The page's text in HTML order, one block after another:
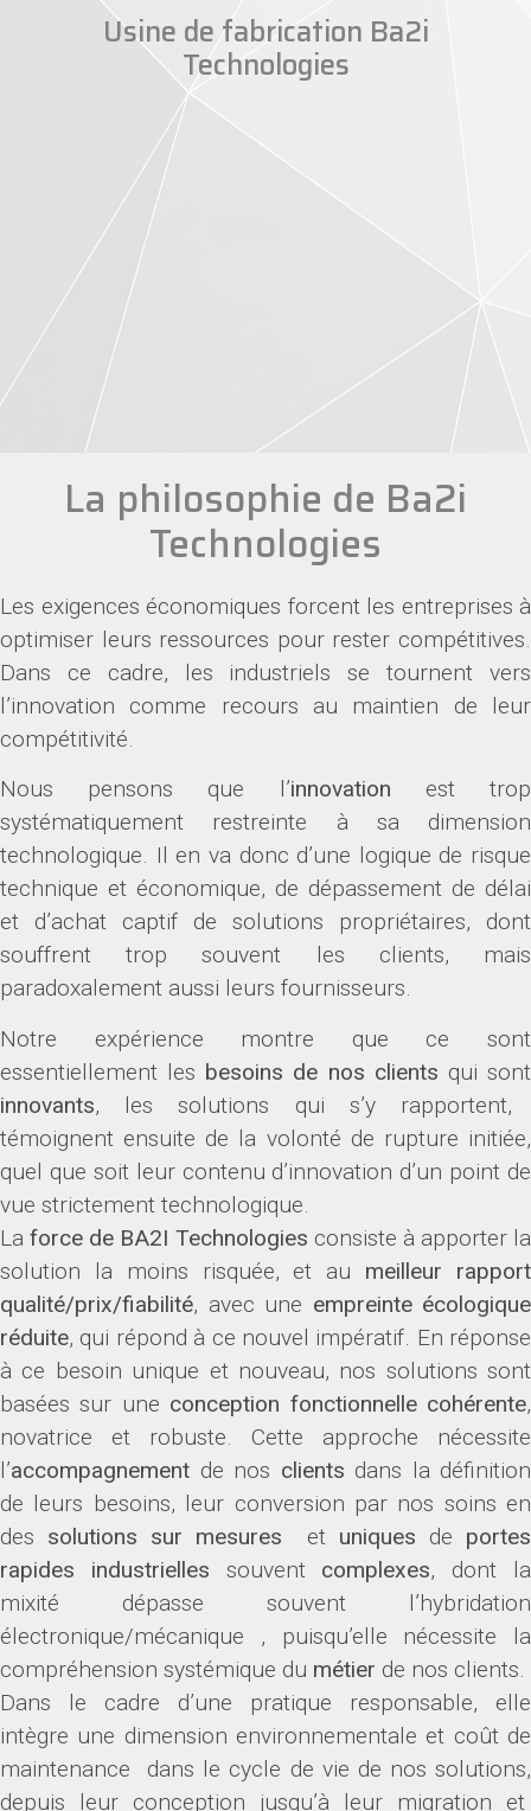
Usine de fabrication Ba2i
Technologies
La philosophie de Ba2i
Technologies
Les exigences économiques forcent les entreprises à
optimiser leurs ressources pour rester compétitives.
Dans ce cadre, les industriels se tournent vers
l’innovation comme recours au maintien de leur
compétitivité.
Nous pensons que l’innovation est trop
systématiquement restreinte à sa dimension
technologique. Il en va donc d’une logique de risque
technique et économique, de dépassement de délai
et d’achat captif de solutions propriétaires, dont
souffrent trop souvent les clients, mais
paradoxalement aussi leurs fournisseurs.
Notre expérience montre que ce sont
essentiellement les besoins de nos clients qui sont
innovants, les solutions qui s’y rapportent,
témoignent ensuite de la volonté de rupture initiée,
quel que soit leur contenu d’innovation d’un point de
vue strictement technologique.
Laforce de BA2I Technologies consiste à apporter la
solution la moins risquée, et au meilleur rapport
qualité/prix/fiabilité, avec une empreinte écologique
réduite, qui répond à ce nouvel impératif. En réponse
à ce besoin unique et nouveau, nos solutions sont
basées sur une conception fonctionnelle cohérente,
novatrice et robuste. Cette approche nécessite
l’accompagnement de nos clients dans la définition
de leurs besoins, leur conversion par nos soins en
des solutions sur mesures et uniques de portes
rapides industrielles souventcomplexes, dont la
mixité dépasse souvent l’hybridation
électronique/mécanique , puisqu’elle nécessite la
compréhension systémique du métier de nos clients.
Dans le cadre d’une pratique responsable, elle
intègre une dimension environnementale et coût de
maintenance dans le cycle de vie de nos solutions,
depuis leur conception jusqu’à leur migration et